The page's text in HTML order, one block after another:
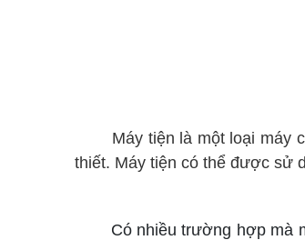
Máy tiện là một loại máy
thiết. Máy tiện có thể được sử
Có nhiều trường hợp mà